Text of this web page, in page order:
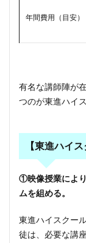
年間費用（目安）
有名な講師陣が
つのが東進ハイ
【東進ハイ
①映像授業によ
ムを組める。
東進ハイスクー
徒は、必要な講